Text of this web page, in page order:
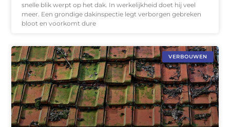
snelle blik werpt op het dak. In werkelijkheid doet hij veel
meer. Een grondige dakinspectie legt verborgen gebreken
bloot en voorkomt dure
VERBOUWEN